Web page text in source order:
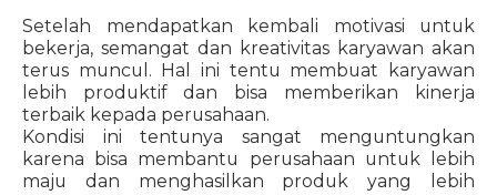
Setelah mendapatkan kembali motivasi untuk
bekerja, semangat dan kreativitas karyawan akan
terus muncul. Hal ini tentu membuat karyawan
lebih produktif dan bisa memberikan kinerja
terbaik kepada perusahaan.
Kondisi ini tentunya sangat menguntungkan
karena bisa membantu perusahaan untuk lebih
maju dan menghasilkan produk yang lebih